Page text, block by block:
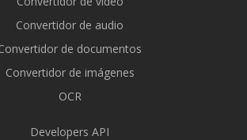
Convertidor de audio
de documentos
Convertidor de imágenes
OCR
Developers API